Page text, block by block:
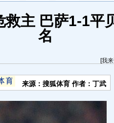
救主 巴萨1-1平
名
[我
来源：搜狐体育 作者：丁武